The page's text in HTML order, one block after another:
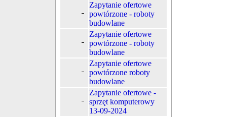
Zapytanie ofertowe
powtórzone - roboty
budowlane
Zapytanie ofertowe
powtórzone - roboty
budowlane
Zapytanie ofertowe
powtórzone roboty
budowlane
Zapytanie ofertowe -
sprzęt komputerowy
13-09-2024